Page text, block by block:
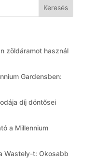
zöldáramot használ
Gardensben:
díj döntősei
a Millennium
Wastely-t: Okosabb